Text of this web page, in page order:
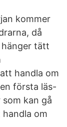
kommer
då
tätt
handla om
första läs-
kan gå
handla om